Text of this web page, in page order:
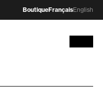
BoutiqueFrançaisEnglish